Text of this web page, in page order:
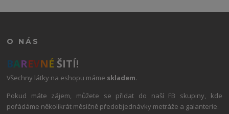
O NÁS
BAREVNÉ ŠITÍ!
Všechny látky na eshopu máme skladem.
Pokud máte zájem, můžete se přidat do naší FB skupiny, kde
pořádáme několikrát měsíčně předobjednávky metráže a galanterie.